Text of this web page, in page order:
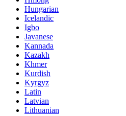
Hungarian
Icelandic
Igbo
Javanese
Kannada
Kazakh
Khmer
Kurdish
Kyrgyz
Latin
Latvian
Lithuanian